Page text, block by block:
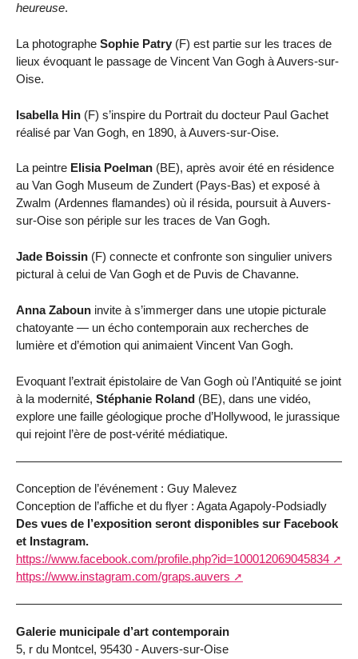
heureuse.
La photographe Sophie Patry (F) est partie sur les traces de
lieux évoquant le passage de Vincent Van Gogh à Auvers-sur-
Oise.
Isabella Hin (F) s’inspire du Portrait du docteur Paul Gachet
réalisé par Van Gogh, en 1890, à Auvers-sur-Oise.
La peintre Elisia Poelman (BE), après avoir été en résidence
au Van Gogh Museum de Zundert (Pays-Bas) et exposé à
Zwalm (Ardennes flamandes) où il résida, poursuit à Auvers-
sur-Oise son périple sur les traces de Van Gogh.
Jade Boissin (F) connecte et confronte son singulier univers
pictural à celui de Van Gogh et de Puvis de Chavanne.
Anna Zaboun invite à s’immerger dans une utopie picturale
chatoyante — un écho contemporain aux recherches de
lumière et d’émotion qui animaient Vincent Van Gogh.
Evoquant l’extrait épistolaire de Van Gogh où l’Antiquité se joint
à la modernité, Stéphanie Roland (BE), dans une vidéo,
explore une faille géologique proche d’Hollywood, le jurassique
qui rejoint l’ère de post-vérité médiatique.
Conception de l’événement : Guy Malevez
Conception de l’affiche et du flyer : Agata Agapoly-Podsiadly
Des vues de l’exposition seront disponibles sur Facebook
et Instagram.
https://www.facebook.com/profile.php?id=100012069045834
https://www.instagram.com/graps.auvers
Galerie municipale d’art contemporain
5, r du Montcel, 95430 - Auvers-sur-Oise